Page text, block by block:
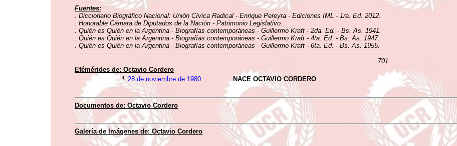
Fuentes:
. Diccionario Biográfico Nacional: Unión Cívica Radical - Enrique Pereyra - Ediciones IML - 1ra. Ed. 2012.
. Honorable Cámara de Diputados de la Nación - Patrimonio Legislativo.
. Quién es Quién en la Argentina - Biografías contemporáneas - Guillermo Kraft - 2da. Ed. - Bs. As. 1941.
. Quién es Quién en la Argentina - Biografías contemporáneas - Guillermo Kraft - 4ta. Ed. - Bs. As. 1947.
. Quién es Quién en la Argentina - Biografías contemporáneas - Guillermo Kraft - 6ta. Ed. - Bs. As. 1955.
701
Efémérides de: Octavio Cordero
1. 28 de noviembre de 1980 NACE OCTAVIO CORDERO
Documentos de: Octavio Cordero
Galería de Imágenes de: Octavio Cordero